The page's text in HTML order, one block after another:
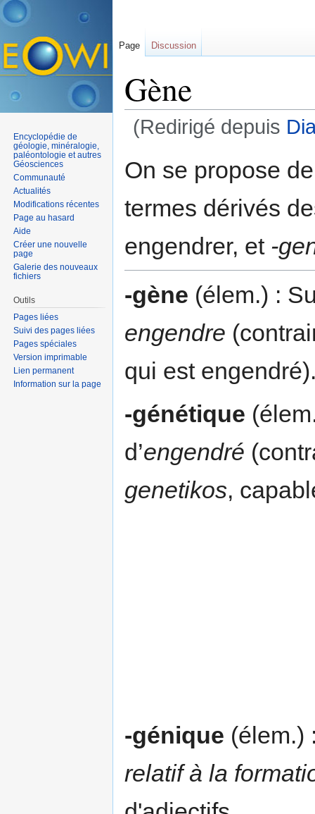
Gène
(Redirigé depuis
On se propose
termes dérivés
engendrer, et -
-gène (élem.) :
engendre
qui est
-génétique
d’engendré
genetikos,
-génique (élem.)
relatif à la
Page Discussion
Encyclopédie de
géologie, minéralogie,
paléontologie et autres
Géosciences
Communauté
Actualités
Modifications récentes
Page au hasard
Aide
Créer une nouvelle
page
Galerie des nouveaux
fichiers
Outils
Pages liées
Suivi des pages liées
Pages spéciales
Version imprimable
Lien permanent
Information sur la page